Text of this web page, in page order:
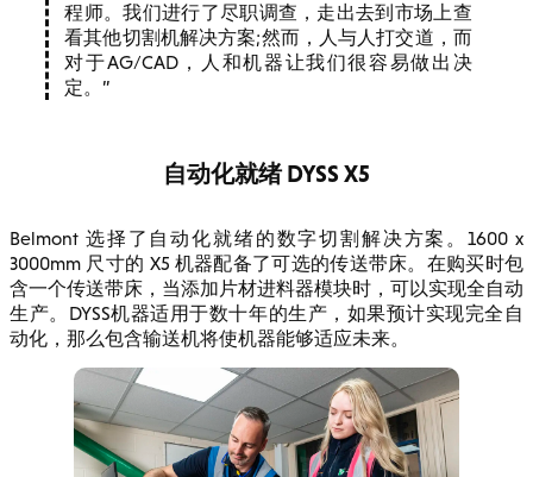
程师。我们进行了尽职调查，走出去到市场上查
看其他切割机解决方案;然而，人与人打交道，而
对于AG/CAD，人和机器让我们很容易做出决
定。
自动化就绪 DYSS X5
Belmont 选择了自动化就绪的数字切割解决方案。1600 x
3000mm 尺寸的 X5 机器配备了可选的传送带床。在购买时包
含一个传送带床，当添加片材进料器模块时，可以实现全自动
生产。DYSS机器适用于数十年的生产，如果预计实现完全自
动化，那么包含输送机将使机器能够适应未来。